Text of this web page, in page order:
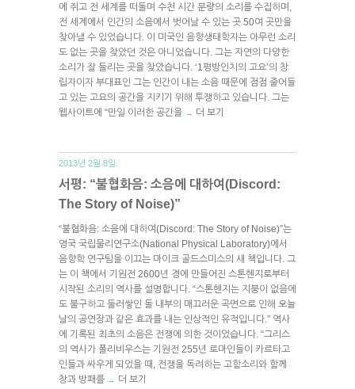
에 쥐고 전 세계를 떠돌며 수천 시간 분량의 소리를 수집하며,
전 세계에서 인간의 소음에서 벗어날 수 있는 곳 50여 곳만을
찾아낼 수 있었습니다. 이 미국인 음향생태학자는 아무런 소리
도 없는 곳을 찾았던 것은 아니었습니다. 그는 자연의 다양한
소리가 잘 들리는 곳을 찾았습니다. ‘1평방인치의 고요’의 창
립자이자 부대표인 그는 인간이 내는 소음 때문에 점점 줄어들
고 있는 고요의 공간을 지키기 위해 투쟁하고 있습니다. 그는
웹사이트에 “만일 이러한 공간을 → 더 보기
2013년 2월 8일.
서평: “불협화음: 소음에 대하여(Discord:
The Story of Noise)”
“불협화음: 소음에 대하여(Discord: The Story of Noise)”는
영국 국립물리연구소(National Physical Laboratory)에서
음향학 연구팀을 이끄는 마이크 골드스미스의 새 책입니다. 그
는 이 책에서 기원전 2600년 경에 만들어진 스톤헨지로부터
시작된 소리의 역사를 설명합니다. “스톤헨지는 지붕이 없음에
도 불구하고 둘러쌓인 돌 내부의 매끄러운 곡면으로 인해 오늘
날의 공연장과 같은 효과를 내는 인상적인 유적입니다.” 역사
에 기록된 최초의 소음은 전쟁에 의한 것이었습니다. “그리스
의 역사가 폴리비우스는 기원전 255년 로마인들이 카르타고
인들과 싸우게 되었을 때, 전쟁을 독려하는 고함소리와 함께
창과 방패를 → 더 보기